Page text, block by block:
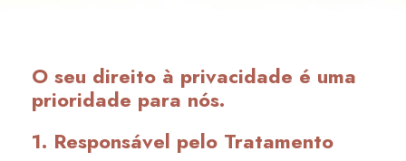
O seu direito à privacidade é uma
prioridade para nós.
1. Responsável pelo Tratamento